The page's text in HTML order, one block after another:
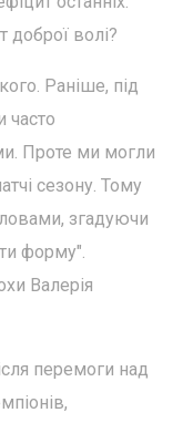
волі?
Раніше, під
часто
Проте ми могли
сезону. Тому
згадуючи
форму".
Валерія
перемоги над